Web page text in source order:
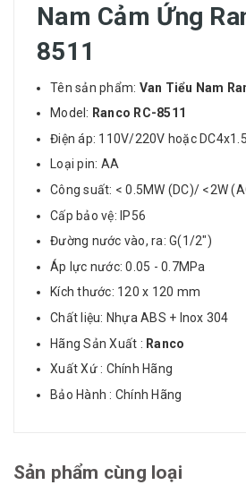
Nam Cảm Ứng
8511
Tên sản phẩm: Van Tiểu Nam
Model: Ranco RC-8511
Điện áp: 110V/220V hoặc
Loại pin: AA
Công suất: < 0.5MW (DC)/ <2W
Cấp bảo vệ: IP56
Đường nước vào, ra: G(1/2")
Áp lực nước: 0.05 - 0.7MPa
Kích thước: 120 x 120 mm
Chất liệu: Nhựa ABS + Inox 304
Hãng Sản Xuất : Ranco
Xuất Xứ : Chính Hãng
Bảo Hành : Chính Hãng
Sản phẩm cùng loại